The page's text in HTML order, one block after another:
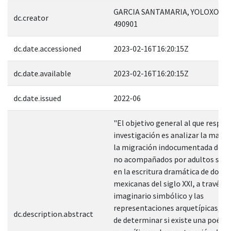
dc.creator
GARCIA SANTAMARIA,
490901
dc.date.accessioned 2023-02-16T16:20:15Z
dc.date.available 2023-02-16T16:20:15Z
dc.date.issued 2022-06
dc.description.abstract
"El objetivo general al que
investigación es analizar la
la migración indocumentada de
no acompañados por adultos se
en la escritura dramática de dos
mexicanas del siglo XXI, a través
imaginario simbólico y las
representaciones arquetípicas,
de determinar si existe una